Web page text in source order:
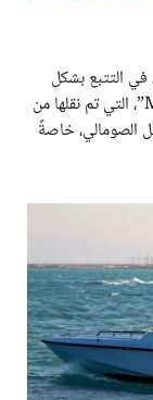
في التتبع بشكل
وثيق لأحداث اختطاف ناقلة النفط “M/T Eureka”، التي تم نقلها من
الصومالي، خاصةً